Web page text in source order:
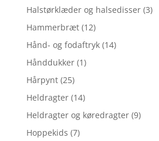
Halstørklæder og halsedisser (3)
Hammerbræt (12)
Hånd- og fodaftryk (14)
Hånddukker (1)
Hårpynt (25)
Heldragter (14)
Heldragter og køredragter (9)
Hoppekids (7)